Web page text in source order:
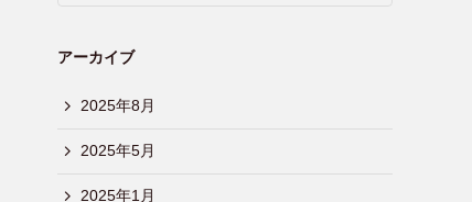
アーカイブ
2025年8月
2025年5月
2025年1月